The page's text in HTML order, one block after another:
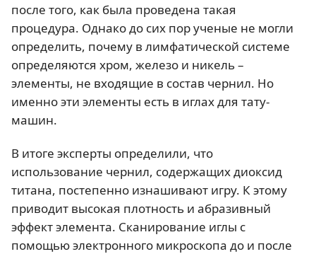
после того, как была проведена такая
процедура. Однако до сих пор ученые не могли
определить, почему в лимфатической системе
определяются хром, железо и никель –
элементы, не входящие в состав чернил. Но
именно эти элементы есть в иглах для тату-
машин.
В итоге эксперты определили, что
использование чернил, содержащих диоксид
титана, постепенно изнашивают игру. К этому
приводит высокая плотность и абразивный
эффект элемента. Сканирование иглы с
помощью электронного микроскопа до и после